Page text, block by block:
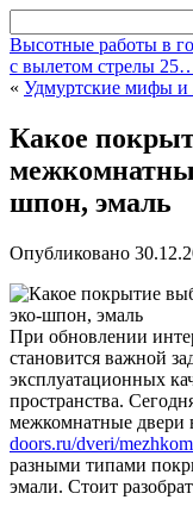
Высотные работы в
с вылетом стрелы
« Удмуртские мифы и
Какое
шпон, эмаль
Опубликовано
При обновлении
становится важной
эксплуатационных
пространства.
межкомнатные
doors.ru/dveri/
разными типами
эмали. Стоит